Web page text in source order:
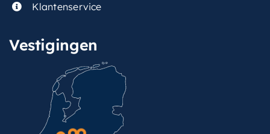
Klantenservice
Vestigingen